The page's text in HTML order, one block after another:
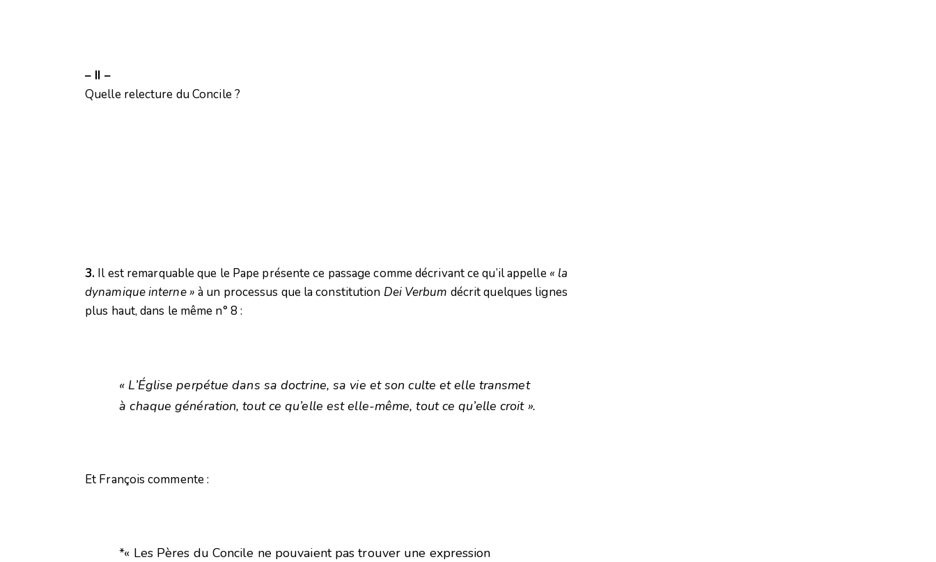
– II –
Quelle relecture du Concile ?
3. Il est remarquable que le Pape présente ce passage comme décrivant ce qu’il appelle « la
dynamique interne » à un processus que la constitution Dei Verbum décrit quelques lignes
plus haut, dans le même n° 8 :
« L’Église perpétue dans sa doctrine, sa vie et son culte et elle transmet
à chaque génération, tout ce qu’elle est elle-même, tout ce qu’elle croit ».
Et François commente :
*« Les Pères du Concile ne pouvaient pas trouver une expression